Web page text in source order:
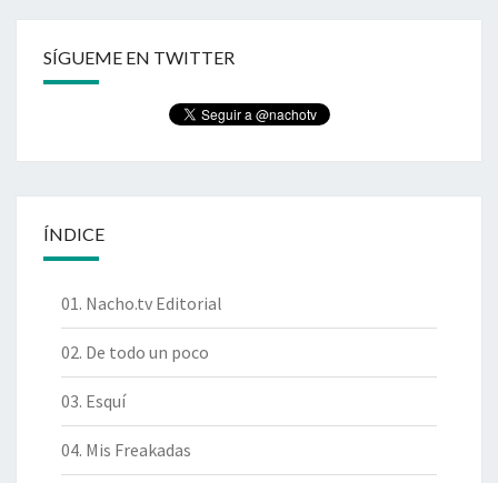
SÍGUEME EN TWITTER
ÍNDICE
01. Nacho.tv Editorial
02. De todo un poco
03. Esquí
04. Mis Freakadas